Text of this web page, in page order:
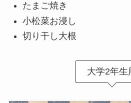
たまご焼き
小松菜お浸し
切り干し大根
大学2年生